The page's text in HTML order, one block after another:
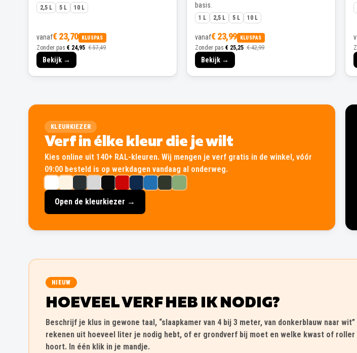
2,5 L 5 L 10 L
vanaf€ 23,70 KLUSPAS
Zonder pas € 24,95 € 57,49
Bekijk →
basis.
1 L 2,5 L 5 L 10 L
vanaf€ 23,99 KLUSPAS
Zonder pas € 25,25 € 42,99
Bekijk →
KLEURKIEZER
Verf in élke kleur die je wilt
Kies online uit 140+ RAL-kleuren. Wij mengen je verf gratis in de winkel, vóór
09:00 besteld is op werkdagen vandaag al onderweg.
Open de kleurkiezer →
NIEUW
HOEVEEL VERF HEB IK NODIG?
Beschrijf je klus in gewone taal, “slaapkamer van 4 bij 3 meter, van donkerblauw naar
rekenen uit hoeveel liter je nodig hebt, of er grondverf bij moet en welke kwast of roller
hoort. In één klik in je mandje.